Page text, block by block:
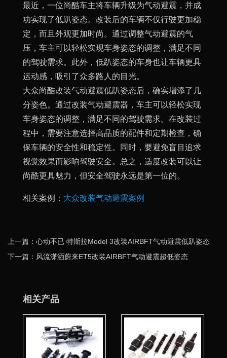
最近，一位尚酷车主将车辆升级为气动避震，并成
功实现了低趴姿态。改装后的车辆不仅行驶更加稳
定，而且外观更加时尚。通过调整气动避震的气
压，车主可以轻松实现车身姿态的调整，满足不同
的驾驶需求。此外，低趴姿态的车身也让车辆更具
运动感，吸引了众多路人的目光。
大众尚酷改装气动避震低趴姿态后，确实增添了几
分姿色。通过改装气动避震器，车主可以轻松实现
车身姿态的调整，满足不同的驾驶需求。在改装过
程中，需要注意选择高品质的配件和定期检查，确
保车辆的安全性和稳定性。同时，要避免盲目追求
视觉效果而影响驾驶安全。总之，适度改装可以让
尚酷更具魅力，但安全驾驶永远是第一位的。
相关案例： 大众改装气动避震案例
上一篇：心动不已 特斯拉Model 3改装AIRBFT气动避震低趴姿态
下一篇：风流潇洒蔚来ET5改装AIRBFT气动避震超低姿态
相关产品